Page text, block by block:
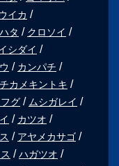
イカ
タ
クロソイ
シダイ
カンパチ
チカメキントキ
グ
ムシガレイ
カツオ
アヤメカサゴ
ハガツオ